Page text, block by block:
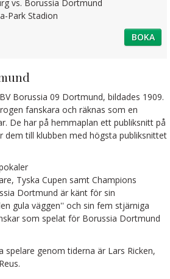
vs. Borussia Dortmund
Park Stadion
BOKA
Borussia 09 Dortmund, bildades 1909.
fanskara och räknas som en
De har på hemmaplan ett publiksnitt på
dem till klubben med högsta publiksnittet
Tyska Cupen samt Champions
Dortmund är känt för sin
gula väggen'' och sin fem stjärniga
som spelat för Borussia Dortmund
spelare genom tiderna är Lars Ricken,